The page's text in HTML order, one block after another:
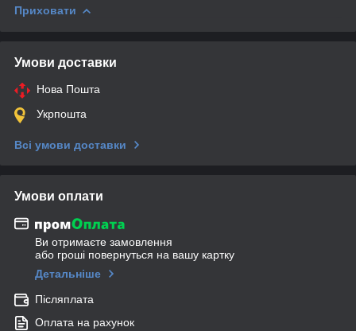
Приховати
Умови доставки
Нова Пошта
Укрпошта
Всі умови доставки
Умови оплати
Ви отримаєте замовлення
або гроші повернуться на вашу картку
Детальніше
Післяплата
Оплата на рахунок